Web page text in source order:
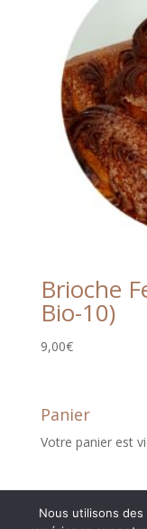
Brioche
Bio-10)
9,00€
Panier
Votre panier est
Nous utilisons